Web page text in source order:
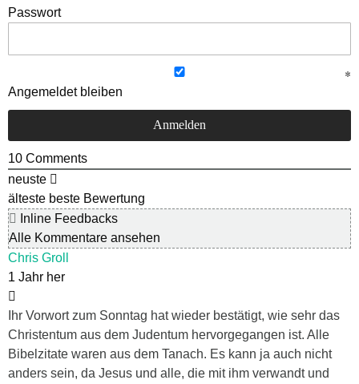
Passwort
Angemeldet bleiben
10 Comments
neuste
älteste beste Bewertung
Inline Feedbacks
Alle Kommentare ansehen
Chris Groll
1 Jahr her
Ihr Vorwort zum Sonntag hat wieder bestätigt, wie sehr das
Christentum aus dem Judentum hervorgegangen ist. Alle
Bibelzitate waren aus dem Tanach. Es kann ja auch nicht
anders sein, da Jesus und alle, die mit ihm verwandt und